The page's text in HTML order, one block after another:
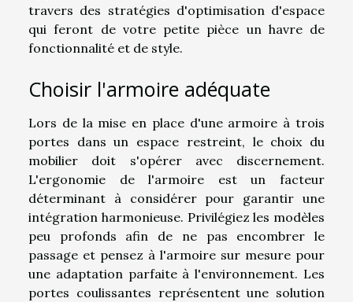
travers des stratégies d'optimisation d'espace
qui feront de votre petite pièce un havre de
fonctionnalité et de style.
Choisir l'armoire adéquate
Lors de la mise en place d'une armoire à trois
portes dans un espace restreint, le choix du
mobilier doit s'opérer avec discernement.
L'ergonomie de l'armoire est un facteur
déterminant à considérer pour garantir une
intégration harmonieuse. Privilégiez les modèles
peu profonds afin de ne pas encombrer le
passage et pensez à l'armoire sur mesure pour
une adaptation parfaite à l'environnement. Les
portes coulissantes représentent une solution